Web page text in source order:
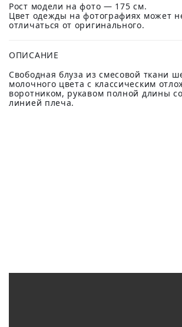
Рост модели на фото — 175 см.
Цвет одежды на фотографиях может
отличаться от оригинального.
ОПИСАНИЕ
Свободная блуза из смесовой ткани
молочного цвета с классическим
воротником, рукавом полной длины
линией плеча.